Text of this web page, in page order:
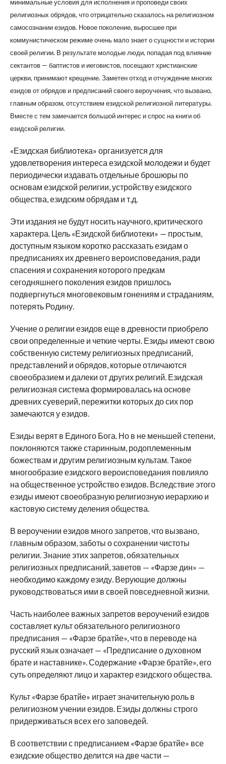
минимальные условия для исполнения и проповеди своих
религиозных обрядов, что отрицательно сказалось на религиозном
самосознании езидов. Новое поколение, выросшее при
коммунистическом режиме очень мало знает о сущности и истории
своей религии. В результате молодые люди, попадая под влияние
сектантов — баптистов и иеговистов, посещают христианские
церкви, принимают крещение. Заметен отход и отчуждение многих
езидов от обрядов и предписаний своего вероучения, что вызвано,
главным образом, отсутствием езидской религиозной литературы.
Вместе с тем замечается большой интерес и спрос на книги об
езидской религии.
«Езидская библиотека» организуется для
удовлетворения интереса езидской молодежи и будет
периодически издавать отдельные брошюры по
основам езидской религии, устройству езидского
общества, езидским обрядам и т.д.
Эти издания не будут носить научного, критического
характера. Цель «Езидской библиотеки» — простым,
доступным языком коротко рассказать езидам о
предписаниях их древнего вероисповедания, ради
спасения и сохранения которого предкам
сегодняшнего поколения езидов пришлось
подвергнуться многовековым гонениям и страданиям,
потерять Родину.
Учение о религии езидов еще в древности приобрело
свои определенные и четкие черты. Езиды имеют свою
собственную систему религиозных предписаний,
представлений и обрядов, которые отличаются
своеобразием и далеки от других религий. Езидская
религиозная система формировалась на основе
древних суеверий, пережитки которых до сих пор
замечаются у езидов.
Езиды верят в Единого Бога. Но в не меньшей степени,
поклоняются также старинным, родоплеменным
божествам и другим религиозным культам. Такое
многообразие езидского вероисповедания повлияло
на общественное устройство езидов. Вследствие этого
езиды имеют своеобразную религиозную иерархию и
кастовую систему деления общества.
В вероучении езидов много запретов, что вызвано,
главным образом, заботы о сохранении чистоты
религии. Знание этих запретов, обязательных
религиозных предписаний, заветов — «Фарзе дин» —
необходимо каждому езиду. Верующие должны
руководствоваться ими в своей повседневной жизни.
Часть наиболее важных запретов вероучений езидов
составляет культ обязательного религиозного
предписания — «Фарзе братйе», что в переводе на
русский язык означает — «Предписание о духовном
брате и наставнике». Содержание «Фарзе братйе», его
суть определяют лицо и характер езидского общества.
Культ «Фарзе братйе» играет значительную роль в
религиозном учении езидов. Езиды должны строго
придерживаться всех его заповедей.
В соответствии с предписанием «Фарзе братйе» все
езидские общество делится на две части —